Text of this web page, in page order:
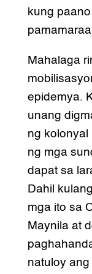
kung
Mahalaga
epidemya.
unang
ng kolonyal
ng mga
dapat sa
Dahil
mga ito sa
Maynila at
natuloy